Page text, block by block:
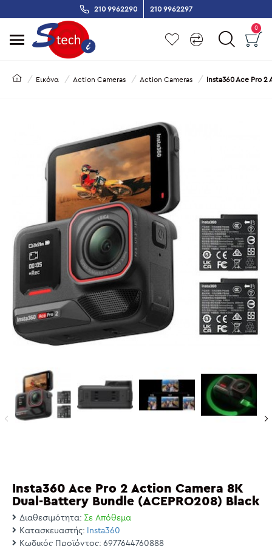
210 9962290 210 9962297
0
Εικόνα Action Cameras Action Cameras Insta360 Ace Pro 2
Insta360 Ace Pro 2 Action Camera 8K
Dual-Battery Bundle (ACEPRO208) Black
Διαθεσιμότητα: Σε Απόθεμα
Κατασκευαστής: Insta360
Κωδικός Προϊόντος: 6977644760888